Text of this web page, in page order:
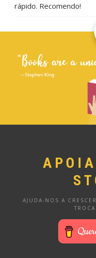
rápido. Recomendo!
AJUDA-NOS A